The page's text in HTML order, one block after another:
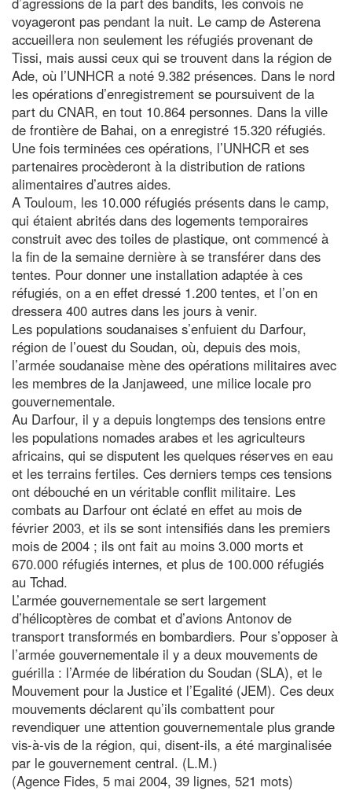
voyageront pas pendant la nuit. Le camp de Asterena
accueillera non seulement les réfugiés provenant de
Tissi, mais aussi ceux qui se trouvent dans la région de
Ade, où l’UNHCR a noté 9.382 présences. Dans le nord
les opérations d’enregistrement se poursuivent de la
part du CNAR, en tout 10.864 personnes. Dans la ville
de frontière de Bahai, on a enregistré 15.320 réfugiés.
Une fois terminées ces opérations, l’UNHCR et ses
partenaires procèderont à la distribution de rations
alimentaires d’autres aides.
A Touloum, les 10.000 réfugiés présents dans le camp,
qui étaient abrités dans des logements temporaires
construit avec des toiles de plastique, ont commencé à
la fin de la semaine dernière à se transférer dans des
tentes. Pour donner une installation adaptée à ces
réfugiés, on a en effet dressé 1.200 tentes, et l’on en
dressera 400 autres dans les jours à venir.
Les populations soudanaises s’enfuient du Darfour,
région de l’ouest du Soudan, où, depuis des mois,
l’armée soudanaise mène des opérations militaires avec
les membres de la Janjaweed, une milice locale pro
gouvernementale.
Au Darfour, il y a depuis longtemps des tensions entre
les populations nomades arabes et les agriculteurs
africains, qui se disputent les quelques réserves en eau
et les terrains fertiles. Ces derniers temps ces tensions
ont débouché en un véritable conflit militaire. Les
combats au Darfour ont éclaté en effet au mois de
février 2003, et ils se sont intensifiés dans les premiers
mois de 2004 ; ils ont fait au moins 3.000 morts et
670.000 réfugiés internes, et plus de 100.000 réfugiés
au Tchad.
L’armée gouvernementale se sert largement
d’hélicoptères de combat et d’avions Antonov de
transport transformés en bombardiers. Pour s’opposer à
l’armée gouvernementale il y a deux mouvements de
guérilla : l’Armée de libération du Soudan (SLA), et le
Mouvement pour la Justice et l’Egalité (JEM). Ces deux
mouvements déclarent qu’ils combattent pour
revendiquer une attention gouvernementale plus grande
vis-à-vis de la région, qui, disent-ils, a été marginalisée
par le gouvernement central. (L.M.)
(Agence Fides, 5 mai 2004, 39 lignes, 521 mots)